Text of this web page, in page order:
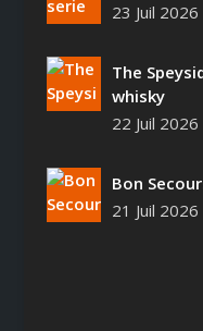
23 Juil 2026
The
whisky
22 Juil 2026
Bon
21 Juil 2026